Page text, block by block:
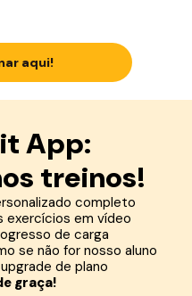
aqui!
App:
treinos!
completo
exercícios em vídeo
de carga
se não for nosso aluno
de plano
graça!